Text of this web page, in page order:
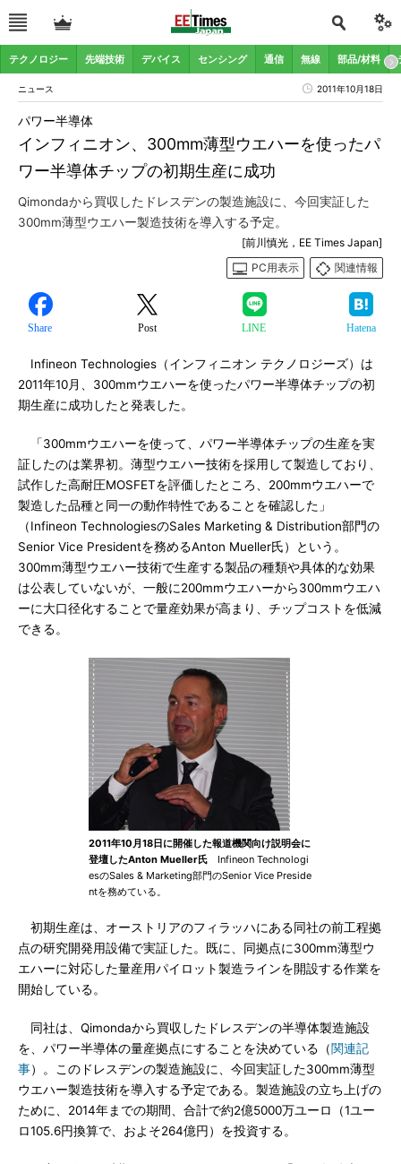
テクノロジー 先端技術 デバイス センシング 通信 無線 部品/材料
ニュース 2011年10月18日
インフィニオン、300mm薄型ウエハーを使ったパ
ワー半導体チップの初期生産に成功
パワー半導体
Qimondaから買収したドレスデンの製造施設に、今回実証した
300mm薄型ウエハー製造技術を導入する予定。
[前川慎光，EE Times Japan]
PC用表示
関連情報
Share Post LINE Hatena
Infineon Technologies（インフィニオン テクノロジーズ）は
2011年10月、300mmウエハーを使ったパワー半導体チップの初
期生産に成功したと発表した。
「300mmウエハーを使って、パワー半導体チップの生産を実
証したのは業界初。薄型ウエハー技術を採用して製造しており、
試作した高耐圧MOSFETを評価したところ、200mmウエハーで
製造した品種と同一の動作特性であることを確認した」
（Infineon TechnologiesのSales Marketing & Distribution部門の
Senior Vice Presidentを務めるAnton Mueller氏）という。
300mm薄型ウエハー技術で生産する製品の種類や具体的な効果
は公表していないが、一般に200mmウエハーから300mmウエハ
ーに大口径化することで量産効果が高まり、チップコストを低減
できる。
2011年10月18日に開催した報道機関向け説明会に
登壇したAnton Mueller氏 Infineon Technologi
esのSales & Marketing部門のSenior Vice Preside
ntを務めている。
初期生産は、オーストリアのフィラッハにある同社の前工程拠
点の研究開発用設備で実証した。既に、同拠点に300mm薄型ウ
エハーに対応した量産用パイロット製造ラインを開設する作業を
開始している。
同社は、Qimondaから買収したドレスデンの半導体製造施設
を、パワー半導体の量産拠点にすることを決めている（関連記
事）。このドレスデンの製造施設に、今回実証した300mm薄型
ウエハー製造技術を導入する予定である。製造施設の立ち上げの
ために、2014年までの期間、合計で約2億5000万ユーロ（1ユー
ロ105.6円換算で、およそ264億円）を投資する。